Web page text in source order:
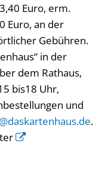
Euro, erm.
Euro, an der
Gebühren.
in der
dem Rathaus,
bis18 Uhr,
und
.